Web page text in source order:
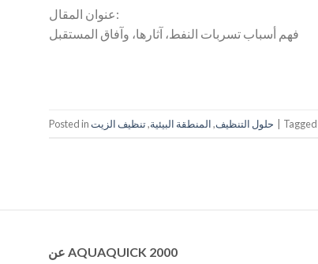
عنوان المقال:
فهم أسباب تسربات النفط، آثارها، وآفاق المستقبل
Posted in حلول التنظيف,المنطقة البيئية,تنظيف الزيت Tagged
عن AQUAQUICK 2000